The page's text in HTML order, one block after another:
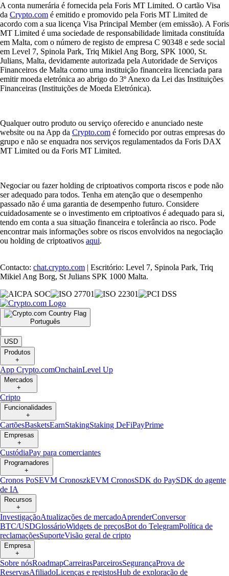
A conta numerária é fornecida pela Foris MT Limited. O cartão Visa
da Crypto.com é emitido e promovido pela Foris MT Limited de
acordo com a sua licença Visa Principal Member (em emissão). A Foris
MT Limited é uma sociedade de responsabilidade limitada constituída
em Malta, com o número de registo de empresa C 90348 e sede social
em Level 7, Spinola Park, Triq Mikiel Ang Borg, SPK 1000, St.
Julians, Malta, devidamente autorizada pela Autoridade de Serviços
Financeiros de Malta como uma instituição financeira licenciada para
emitir moeda eletrónica ao abrigo do 3º Anexo da Lei das Instituições
Financeiras (Instituições de Moeda Eletrónica).
Qualquer outro produto ou serviço oferecido e anunciado neste
website ou na App da Crypto.com é fornecido por outras empresas do
grupo e não se enquadra nos serviços regulamentados da Foris DAX
MT Limited ou da Foris MT Limited.
Negociar ou fazer holding de criptoativos comporta riscos e pode não
ser adequado para todos. Tenha em atenção que o desempenho
passado não é uma garantia de desempenho futuro. Considere
cuidadosamente se o investimento em criptoativos é adequado para si,
tendo em conta a sua situação financeira e tolerância ao risco. Pode
encontrar mais informações sobre os riscos envolvidos na negociação
ou holding de criptoativos aqui.
Contacto: chat.crypto.com | Escritório: Level 7, Spinola Park, Triq
Mikiel Ang Borg, St Julians SPK 1000 Malta.
Português
|
USD
Produtos
+
App Crypto.comOnchainLevel Up
Mercados
+
Cripto
Funcionalidades
+
CartõesBasketsEarnStakingStaking DeFiPayPrime
Empresas
+
CustódiaPay para comerciantes
Programadores
+
Cronos PoSEVM CronoszkEVM CronosSDK do PaySDK do agente
de IA
Recursos
+
InvestigaçãoAtualizações de mercadoAprenderConversor
BTC/USDGlossárioWidgets de preçosBot do TelegramPolítica de
reclamaçõesSuporteVisão geral de cripto
Empresa
+
Sobre nósRoadmapCarreirasParceirosSegurançaProva de
ReservasAfiliadoLicenças e registosHub de exploração de